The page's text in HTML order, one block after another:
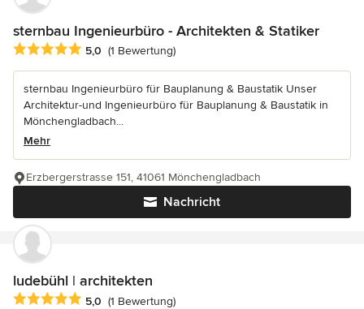
sternbau Ingenieurbüro - Architekten & Statiker
Durchschnittliche Bewertung: 5 von 5 Sternen
5,0 (1 Bewertung)
sternbau Ingenieurbüro für Bauplanung & Baustatik Unser
Architektur-und Ingenieurbüro für Bauplanung & Baustatik in
Mönchengladbach...
Mehr
Nachricht
Erzbergerstrasse 151, 41061 Mönchengladbach
ludebühl | architekten
Durchschnittliche Bewertung: 5 von 5 Sternen
5,0 (1 Bewertung)